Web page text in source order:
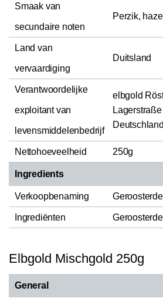
Smaak van
secundaire noten
Perzik,
Land van
vervaardiging
Duitsland
Verantwoordelijke
exploitant van
levensmiddelenbedrijf
elbgold
Deutschland
Nettohoeveelheid 250g
Ingredients
Verkoopbenaming
Ingrediënten
Elbgold Mischgold 250g
General